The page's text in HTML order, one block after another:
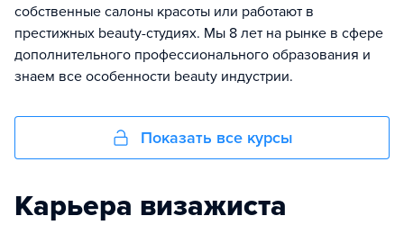
собственные салоны красоты или работают в
престижных beauty-студиях. Мы 8 лет на рынке в сфере
дополнительного профессионального образования и
знаем все особенности beauty индустрии.
Показать все курсы
Карьера визажиста